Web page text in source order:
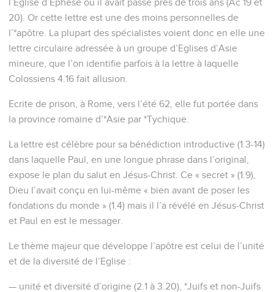
l’Eglise d’Ephèse où il avait passé près de trois ans (Ac 19 et
20). Or cette lettre est une des moins personnelles de
l’*apôtre. La plupart des spécialistes voient donc en elle une
lettre circulaire adressée à un groupe d’Eglises d’Asie
mineure, que l’on identifie parfois à la lettre à laquelle
Colossiens 4.16 fait allusion.
Ecrite de prison, à Rome, vers l’été 62, elle fut portée dans
la province romaine d’*Asie par *Tychique.
La lettre est célèbre pour sa bénédiction introductive (1.3-14)
dans laquelle Paul, en une longue phrase dans l’original,
expose le plan du salut en Jésus-Christ. Ce « secret » (1.9),
Dieu l’avait conçu en lui-même « bien avant de poser les
fondations du monde » (1.4) mais il l’a révélé en Jésus-Christ
et Paul en est le messager.
Le thème majeur que développe l’apôtre est celui de l’unité
et de la diversité de l’Eglise :
— unité et diversité d’origine (2.1 à 3.20), *Juifs et non-Juifs